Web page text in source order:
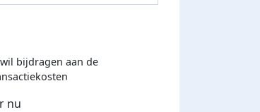
bijdragen aan de
nu